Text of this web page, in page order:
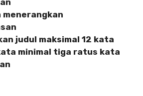
menerangkan
judul maksimal 12 kata
minimal tiga ratus kata